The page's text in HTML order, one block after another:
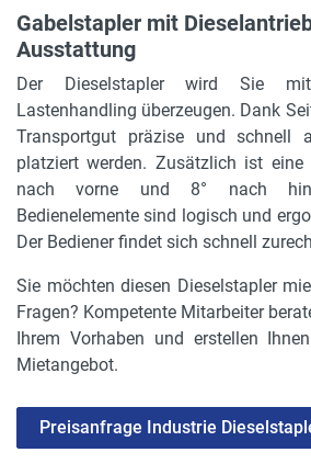
Mastart
Rückfahrwarner
nein
Lastschutzgitter
nein
Zusatzbeleuchtung
Durchfahrtshöhe
2.2 m
45 x 100 x 1200 mm
Seitenschieber
Gabelstapler mit
Ausstattung
Der Dieselstapler wird Sie
Lastenhandling überzeugen. Dank
Transportgut präzise und schnell
platziert werden. Zusätzlich ist eine
nach vorne und 8° nach
Bedienelemente sind logisch und
Der Bediener findet sich schnell
Sie möchten diesen Dieselstapler
Fragen? Kompetente Mitarbeiter
Ihrem Vorhaben und erstellen
Mietangebot.
Preisanfrage Industrie